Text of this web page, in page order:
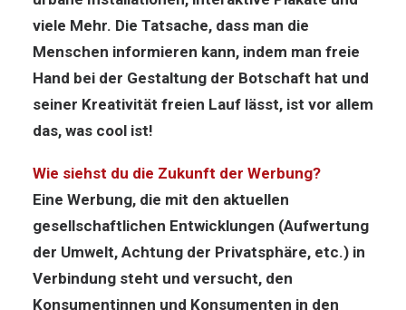
viele Mehr. Die Tatsache, dass man die
Menschen informieren kann, indem man freie
Hand bei der Gestaltung der Botschaft hat und
seiner Kreativität freien Lauf lässt, ist vor allem
das, was cool ist!
Wie siehst du die Zukunft der Werbung?
Eine Werbung, die mit den aktuellen
gesellschaftlichen Entwicklungen (Aufwertung
der Umwelt, Achtung der Privatsphäre, etc.) in
Verbindung steht und versucht, den
Konsumentinnen und Konsumenten in den